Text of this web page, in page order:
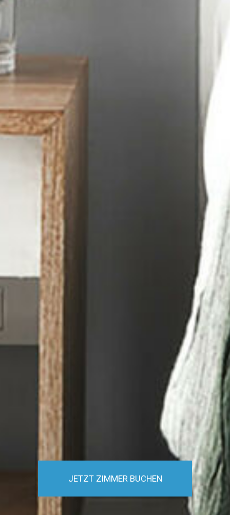
JETZT ZIMMER BUCHEN